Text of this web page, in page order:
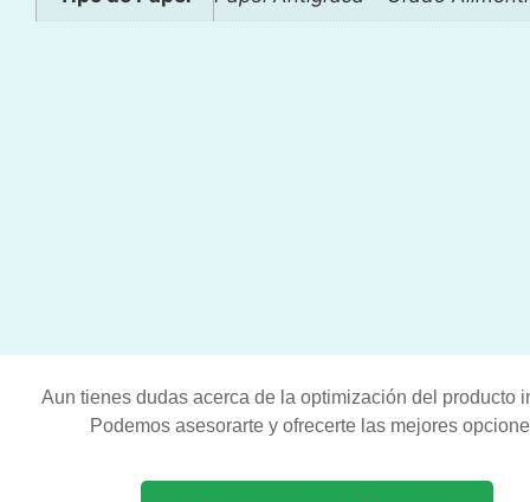
Aun tienes dudas acerca de la optimización del producto
Podemos asesorarte y ofrecerte las mejores